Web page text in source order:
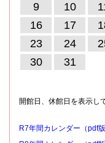
9
10
16
17
23
24
30
31
開館日、休館日を表示し
R7年間カレンダー（pdf版